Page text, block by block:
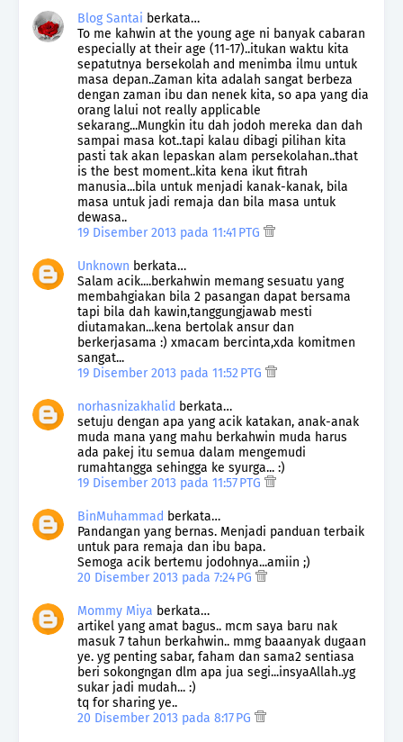
Blog Santai berkata…
To me kahwin at the young age ni banyak cabaran
especially at their age (11-17)..itukan waktu kita
sepatutnya bersekolah and menimba ilmu untuk
masa depan..Zaman kita adalah sangat berbeza
dengan zaman ibu dan nenek kita, so apa yang dia
orang lalui not really applicable
sekarang...Mungkin itu dah jodoh mereka dan dah
sampai masa kot..tapi kalau dibagi pilihan kita
pasti tak akan lepaskan alam persekolahan..that
is the best moment..kita kena ikut fitrah
manusia...bila untuk menjadi kanak-kanak, bila
masa untuk jadi remaja dan bila masa untuk
dewasa..
19 Disember 2013 pada 11:41 PTG
Unknown berkata…
Salam acik....berkahwin memang sesuatu yang
membahgiakan bila 2 pasangan dapat bersama
tapi bila dah kawin,tanggungjawab mesti
diutamakan...kena bertolak ansur dan
berkerjasama :) xmacam bercinta,xda komitmen
sangat...
19 Disember 2013 pada 11:52 PTG
norhasnizakhalid berkata…
setuju dengan apa yang acik katakan, anak-anak
muda mana yang mahu berkahwin muda harus
ada pakej itu semua dalam mengemudi
rumahtangga sehingga ke syurga... :)
19 Disember 2013 pada 11:57 PTG
BinMuhammad berkata…
Pandangan yang bernas. Menjadi panduan terbaik
untuk para remaja dan ibu bapa.
Semoga acik bertemu jodohnya...amiin ;)
20 Disember 2013 pada 7:24 PG
Mommy Miya berkata…
artikel yang amat bagus.. mcm saya baru nak
masuk 7 tahun berkahwin.. mmg baaanyak dugaan
ye. yg penting sabar, faham dan sama2 sentiasa
beri sokongngan dlm apa jua segi...insyaAllah..yg
sukar jadi mudah... :)
tq for sharing ye..
20 Disember 2013 pada 8:17 PG